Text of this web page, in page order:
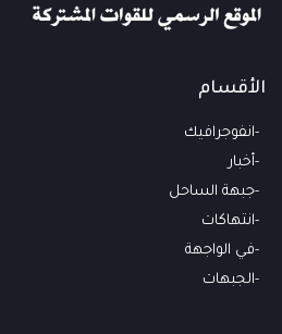
الأقسام
انفوجرافيك
أخبار
جبهة الساحل
انتهاكات
في الواجهة
الجبهات